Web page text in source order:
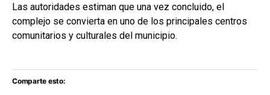
Las autoridades estiman que una vez concluido, el
complejo se convierta en uno de los principales centros
comunitarios y culturales del municipio.
Comparte esto: